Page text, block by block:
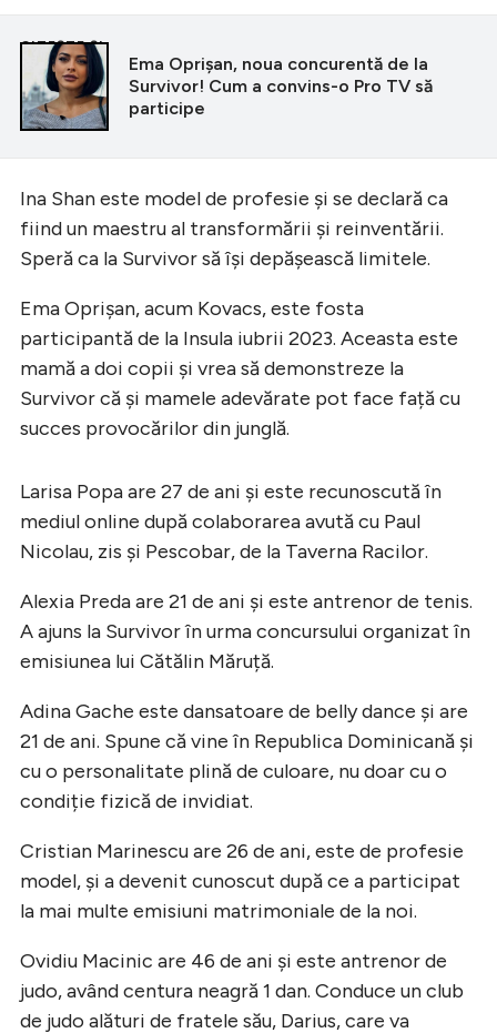
CITEȘTE ȘI
Ema Oprișan, noua concurentă de la
Survivor! Cum a convins-o Pro TV să
participe
Ina Shan este model de profesie și se declară ca
fiind un maestru al transformării și reinventării.
Speră ca la Survivor să își depășească limitele.
Ema Oprișan, acum Kovacs, este fosta
participantă de la Insula iubrii 2023. Aceasta este
mamă a doi copii și vrea să demonstreze la
Survivor că și mamele adevărate pot face față cu
succes provocărilor din junglă.
Larisa Popa are 27 de ani și este recunoscută în
mediul online după colaborarea avută cu Paul
Nicolau, zis și Pescobar, de la Taverna Racilor.
Alexia Preda are 21 de ani și este antrenor de tenis.
A ajuns la Survivor în urma concursului organizat în
emisiunea lui Cătălin Măruță.
Adina Gache este dansatoare de belly dance și are
21 de ani. Spune că vine în Republica Dominicană și
cu o personalitate plină de culoare, nu doar cu o
condiție fizică de invidiat.
Cristian Marinescu are 26 de ani, este de profesie
model, și a devenit cunoscut după ce a participat
la mai multe emisiuni matrimoniale de la noi.
Ovidiu Macinic are 46 de ani și este antrenor de
judo, având centura neagră 1 dan. Conduce un club
de judo alături de fratele său, Darius, care va